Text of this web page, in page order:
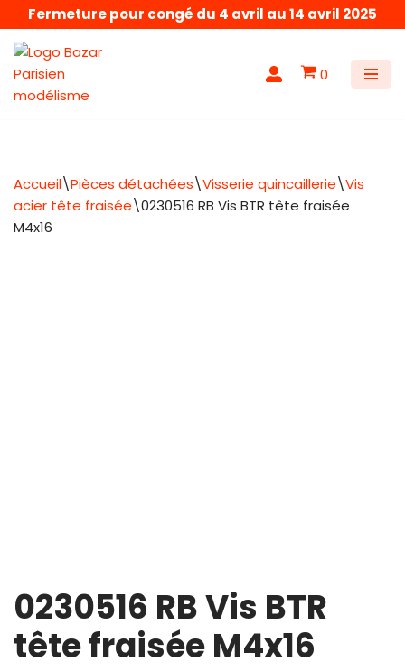
Aller
au
contenu
Fermeture pour congé du 4 avril au 14 avril 2025
0
Accueil\Pièces détachées\Visserie quincaillerie\Vis
acier tête fraisée\0230516 RB Vis BTR tête fraisée
M4x16
0230516 RB Vis BTR
tête fraisée M4x16